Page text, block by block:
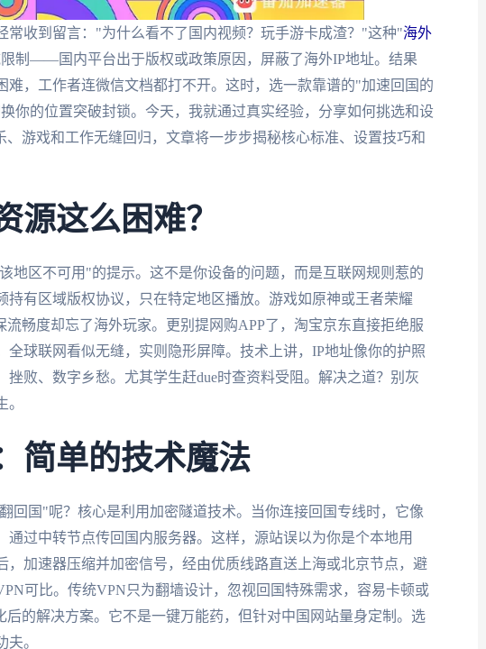
常收到留言："为什么看不了国内视频？玩手游卡成渣？"这种"海外
制——国内平台出于版权或政策原因，屏蔽了海外IP地址。结果
难，工作者连微信文档都打不开。这时，选一款靠谱的"加速回国的
你的位置突破封锁。今天，我就通过真实经验，分享如何挑选和设
、游戏和工作无缝回归，文章将一步步揭秘核心标准、设置技巧和
源这么困难？
地区不可用"的提示。这不是你设备的问题，而是互联网规则惹的
持有区域版权协议，只在特定地区播放。游戏如原神或王者荣耀
畅度却忘了海外玩家。更别提网购APP了，淘宝京东直接拒绝服
全球联网看似无缝，实则隐形屏障。技术上讲，IP地址像你的护照
败、数字乡愁。尤其学生赶due时查资料受阻。解决之道？别灰
简单的技术魔法
回国"呢？核心是利用加密隧道技术。当你连接回国专线时，它像
过中转节点传回国内服务器。这样，源站误以为你是个本地用
，加速器压缩并加密信号，经由优质线路直送上海或北京节点，避
可比。传统VPN只为翻墙设计，忽视回国特殊需求，容易卡顿或
的解决方案。它不是一键万能药，但针对中国网站量身定制。选
。